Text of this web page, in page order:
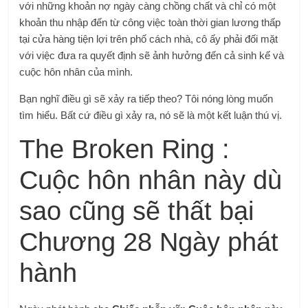
với những khoản nợ ngày càng chồng chất và chỉ có một
khoản thu nhập đến từ công việc toàn thời gian lương thấp
tại cửa hàng tiện lợi trên phố cách nhà, cô ấy phải đối mặt
với việc đưa ra quyết định sẽ ảnh hưởng đến cả sinh kế và
cuộc hôn nhân của mình.
Bạn nghĩ điều gì sẽ xảy ra tiếp theo? Tôi nóng lòng muốn
tìm hiểu. Bất cứ điều gì xảy ra, nó sẽ là một kết luận thú vị.
The Broken Ring :
Cuộc hôn nhân này dù
sao cũng sẽ thất bại
Chương 28 Ngày phát
hành